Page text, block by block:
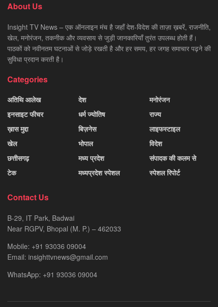
About Us
Insight TV News – एक ऑनलाइन मंच है जहाँ देश-विदेश की ताज़ा ख़बरें, राजनीति,
खेल, मनोरंजन, तकनीक और व्यवसाय से जुड़ी जानकारियाँ तुरंत उपलब्ध होती हैं।
पाठकों को नवीनतम घटनाओं से जोड़े रखती है और हर समय, हर जगह समाचार पढ़ने की
सुविधा प्रदान करती है।
Categories
अतिथि आलेख
इनसाइट फीचर
ख़ास मुद्दा
खेल
छत्तीसगढ़
टेक
देश
धर्म ज्योतिष
बिज़नेस
भोपाल
मध्य प्रदेश
मध्यप्रदेश स्पेशल
मनोरंजन
राज्य
लाइफस्टाइल
विदेश
संपादक की कलम से
स्पेशल रिपोर्ट
Contact Us
B-29, IT Park, Badwai
Near RGPV, Bhopal (M. P.) – 462033
Mobile: +91 93036 09004
Email: insighttvnews@gmail.com
WhatsApp: +91 93036 09004